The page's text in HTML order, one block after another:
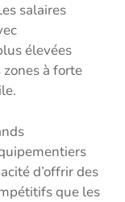
salaires
élevées
à forte
d’offrir des
que les